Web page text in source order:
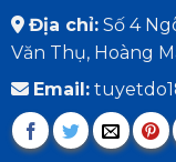
Địa chỉ:Số 4
Văn Thụ, Hoàng
Email: